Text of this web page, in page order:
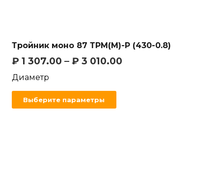
Тройник моно 87 ТРМ(М)-Р (430-0.8)
₽ 1 307.00 – ₽ 3 010.00
Диаметр
Выберите параметры